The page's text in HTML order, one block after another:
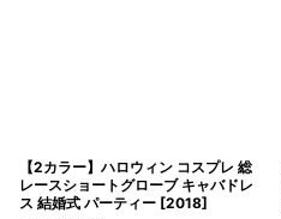
【2カラー】ハロウィン コスプレ 総
レースショートグローブ キャバドレ
ス 結婚式 パーティー [2018]